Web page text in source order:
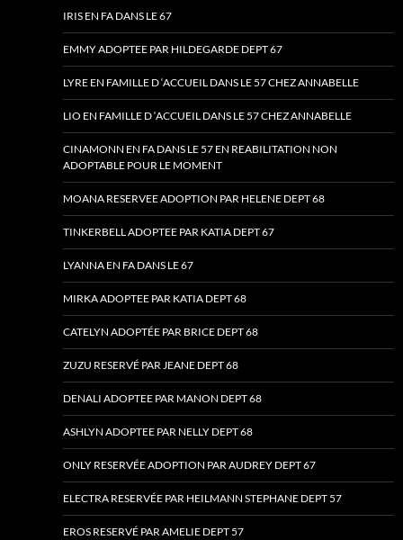
IRIS EN FA DANS LE 67
EMMY ADOPTEE PAR HILDEGARDE DEPT 67
LYRE EN FAMILLE D ‘ACCUEIL DANS LE 57 CHEZ ANNABELLE
LIO EN FAMILLE D ‘ACCUEIL DANS LE 57 CHEZ ANNABELLE
CINAMONN EN FA DANS LE 57 EN REABILITATION NON
ADOPTABLE POUR LE MOMENT
MOANA RESERVEE ADOPTION PAR HELENE DEPT 68
TINKERBELL ADOPTEE PAR KATIA DEPT 67
LYANNA EN FA DANS LE 67
MIRKA ADOPTEE PAR KATIA DEPT 68
CATELYN ADOPTÉE PAR BRICE DEPT 68
ZUZU RESERVÉ PAR JEANE DEPT 68
DENALI ADOPTEE PAR MANON DEPT 68
ASHLYN ADOPTEE PAR NELLY DEPT 68
ONLY RESERVÉE ADOPTION PAR AUDREY DEPT 67
ELECTRA RESERVÉE PAR HEILMANN STEPHANE DEPT 57
EROS RESERVÉ PAR AMELIE DEPT 57